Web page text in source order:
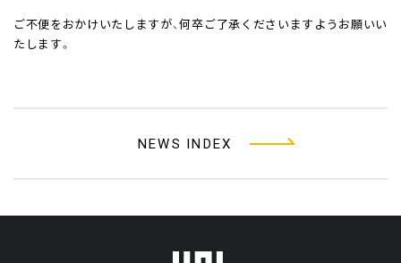
ご不便をおかけいたしますが、何卒ご了承くださいますようお願いい
たします。
NEWS INDEX
フッターメニュー